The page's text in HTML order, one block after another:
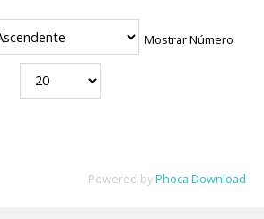
Mostrar Número
Powered byPhoca Download